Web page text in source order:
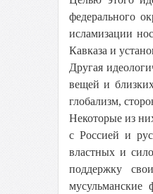
федерального
исламизации
Кавказа и
Другая
вещей и
глобализм,
Некоторые из
с Россией и
властных и
поддержку
мусульманские